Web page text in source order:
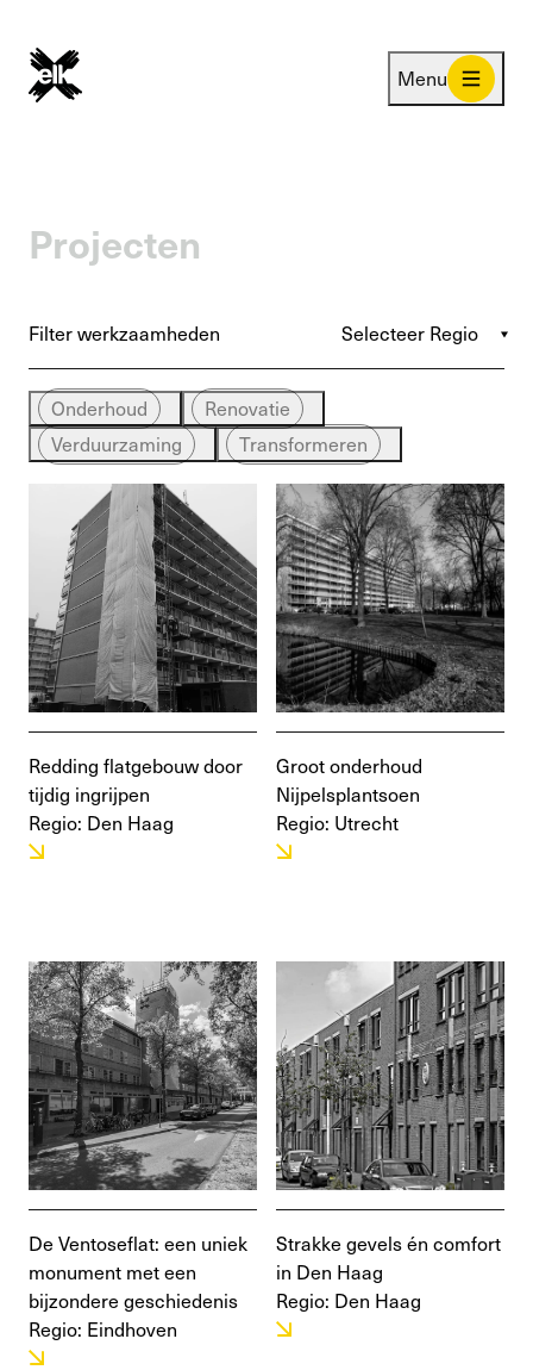
Menu
Projecten
Filter werkzaamheden
Onderhoud
Renovatie
Verduurzaming
Transformeren
Redding flatgebouw door
tijdig ingrijpen
Regio: Den Haag
Groot onderhoud
Nijpelsplantsoen
Regio: Utrecht
De Ventoseflat: een uniek
monument met een
bijzondere geschiedenis
Regio: Eindhoven
Strakke gevels én comfort
in Den Haag
Regio: Den Haag